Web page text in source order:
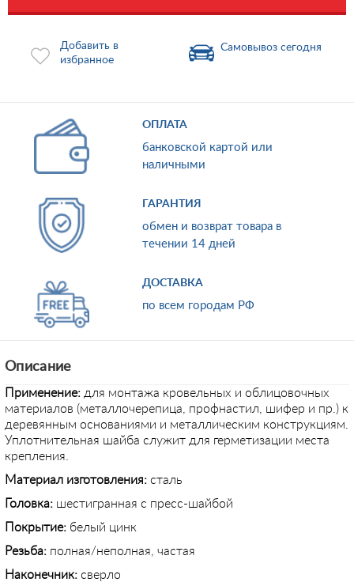
Добавить в
избранное
Самовывоз сегодня
ОПЛАТА
банковской картой или
наличными
ГАРАНТИЯ
обмен и возврат товара в
течении 14 дней
ДОСТАВКА
по всем городам РФ
Описание
Применение: для монтажа кровельных и облицовочных
материалов (металлочерепица, профнастил, шифер и пр.) к
деревянным основаниями и металлическим конструкциям.
Уплотнительная шайба служит для герметизации места
крепления.
Материал изготовления: сталь
Головка: шестигранная с пресс-шайбой
Покрытие: белый цинк
Резьба: полная/неполная, частая
Наконечник: сверло